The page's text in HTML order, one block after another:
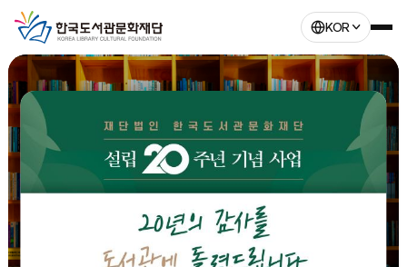
KOR
도서관이 나아가야 할 방향과 미래비전을 제시하는
한국도서관문화재단